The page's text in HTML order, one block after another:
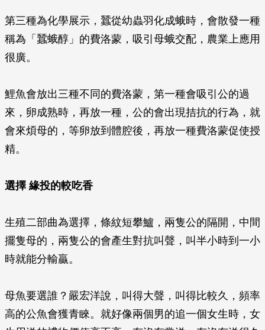
第三種為化學展示，蠶從幼蟲羽化成蛾時，會散發一種
稱為「蠶蛾醇」的費洛蒙，吸引母蛾交配，農業上應用
很廣。
鯉魚會放出三種不同的費洛蒙，第一種會吸引公的過
來，卵成熟時，再放一種，公的會出現拮抗的行為，就
會來煩母的，等卵放到體腔後，再放一種費洛蒙促使授
精。
選擇 緣投的較吃香
生殖二部曲為選擇，條紋短攀鱸，兩隻公的隔開，中間
擺隻母的，兩隻公的會產生對抗叫聲，叫半小時到一小
時就能分輸贏。
母魚要選誰？嚴宏洋說，叫得大聲，叫得比較久，頻率
高的公魚會獲青睞。就好像兩個男的追一個女生時，女